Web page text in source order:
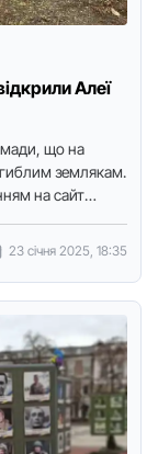
Алеї
що на
землякам.
на сайт
23 січня 2025, 18:35